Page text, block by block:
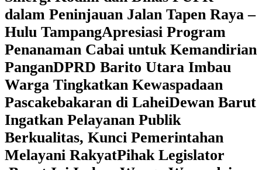
dalam Peninjauan Jalan Tapen Raya –
Hulu TampangApresiasi Program
Penanaman Cabai untuk Kemandirian
PanganDPRD Barito Utara Imbau
Warga Tingkatkan Kewaspadaan
Pascakebakaran di LaheiDewan Barut
Ingatkan Pelayanan Publik
Berkualitas, Kunci Pemerintahan
Melayani RakyatPihak Legislator